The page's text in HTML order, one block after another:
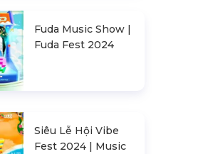
Fuda Music Show |
Fuda Fest 2024
Siêu Lễ Hội Vibe
Fest 2024 | Music